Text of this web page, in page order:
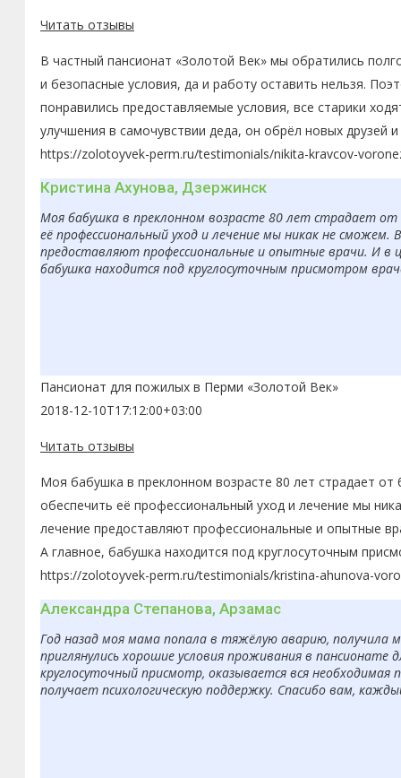
Читать отзывы
В частный пансионат «Золотой Век» мы обратились
и безопасные условия, да и работу оставить нельзя.
понравились предоставляемые условия, все старики
улучшения в самочувствии деда, он обрёл новых
https://zolotoyvek-perm.ru/testimonials/nikita-kravcov-
Кристина Ахунова, Дзержинск
Моя бабушка в преклонном возрасте 80 лет страдает от
её профессиональный уход и лечение мы никак не
предоставляют профессиональные и опытные врачи. И в
бабушка находится под круглосуточным присмотром
Пансионат для пожилых в Перми «Золотой Век»
2018-12-10T17:12:00+03:00
Читать отзывы
Моя бабушка в преклонном возрасте 80 лет страдает
обеспечить её профессиональный уход и лечение мы
лечение предоставляют профессиональные и опытные
А главное, бабушка находится под круглосуточным
https://zolotoyvek-perm.ru/testimonials/kristina-ahunova-
Александра Степанова, Арзамас
Год назад моя мама попала в тяжёлую аварию, получила
приглянулись хорошие условия проживания в
круглосуточный присмотр, оказывается вся
получает психологическую поддержку. Спасибо вам,